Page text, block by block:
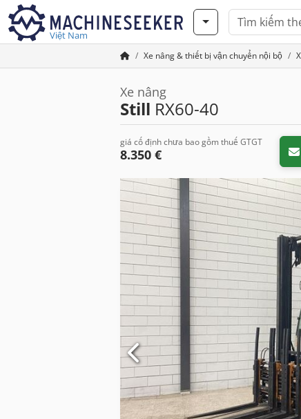
Việt Nam
Xe nâng & thiết bị vận chuyển nội bộ
Xe nâng
Still RX60-40
giá cố định chưa bao gồm thuế GTGT
8.350 €